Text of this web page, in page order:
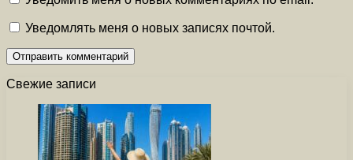
Уведомлять меня о новых записях почтой.
Свежие записи